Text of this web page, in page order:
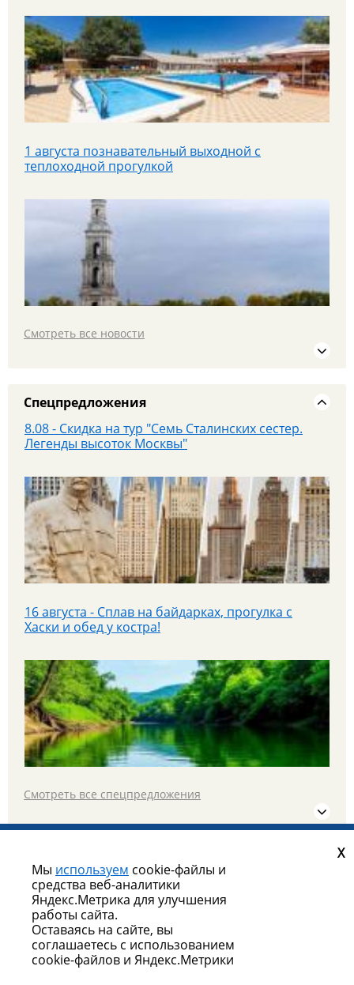
1 августа познавательный выходной с
теплоходной прогулкой
19 июля едем в МОСКВУ на площадку PANORAMA
25 июля - Приглашаем на экскурсионный тур в
Парк «Патриот»!
С 16 по 20 июля в Казань и Йошкар-Олу на
автобусе в тур "Республики без границ"
Смотреть все новости
Спецпредложения
Яроблтур открывает продажи дополнительного
автобуса в Санкт‑Петербург с 20.08.26
8.08 - Скидка на тур "Семь Сталинских сестер.
Легенды высоток Москвы"
16 августа - Сплав на байдарках, прогулка с
Хаски и обед у костра!
Уже завтра 25 июля - едем гулять в парк Патриот!
Смотреть все спецпредложения
©Яроблтур ИТ 2010-2026г. Все права защищены |
Политика конфиденциальности и Согласие на обработку
персональных данных
X
Мы используем cookie-файлы и
средства веб-аналитики
Яндекс.Метрика для улучшения
работы сайта.
Оставаясь на сайте, вы
соглашаетесь с использованием
cookie-файлов и Яндекс.Метрики